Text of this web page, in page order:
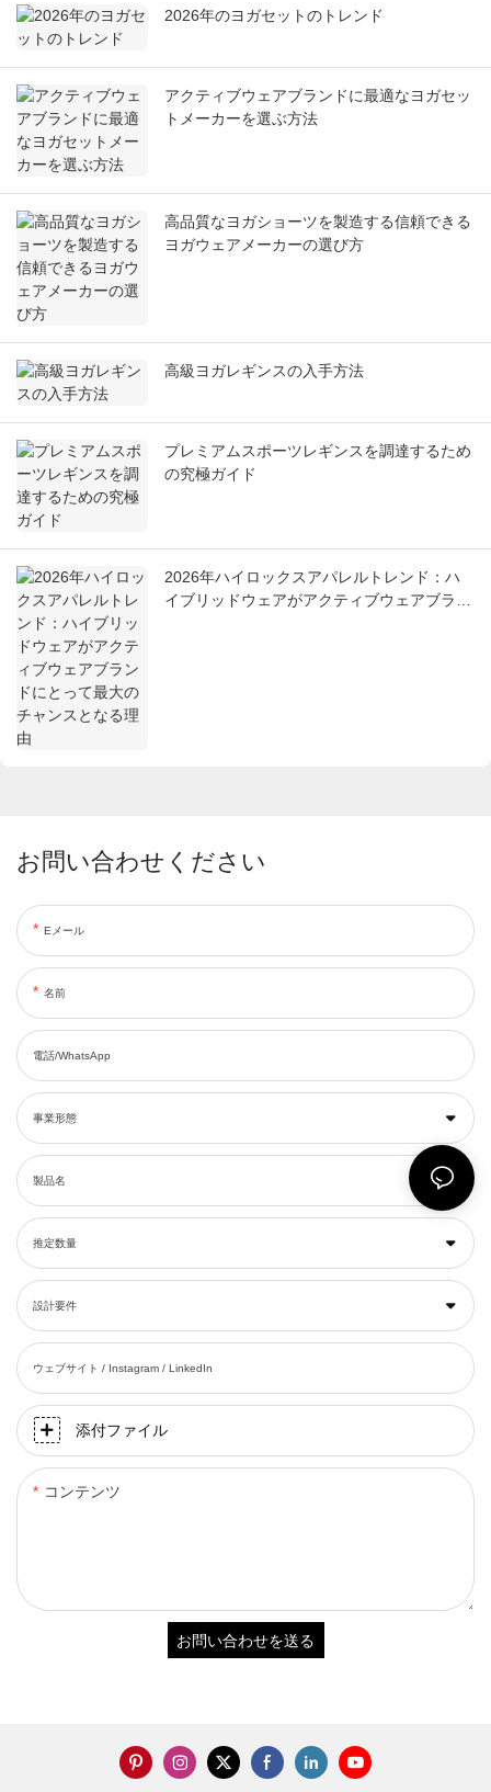
2026年のヨガセットのトレンド
アクティブウェアブランドに最適なヨガセッ
トメーカーを選ぶ方法
高品質なヨガショーツを製造する信頼できる
ヨガウェアメーカーの選び方
高級ヨガレギンスの入手方法
プレミアムスポーツレギンスを調達するため
の究極ガイド
2026年ハイロックスアパレルトレンド：ハ
イブリッドウェアがアクティブウェアブラン
お問い合わせください
Eメール
名前
電話/WhatsApp
事業形態
製品名
推定数量
設計要件
ウェブサイト / Instagram / LinkedIn
添付ファイル
コンテンツ
お問い合わせを送る